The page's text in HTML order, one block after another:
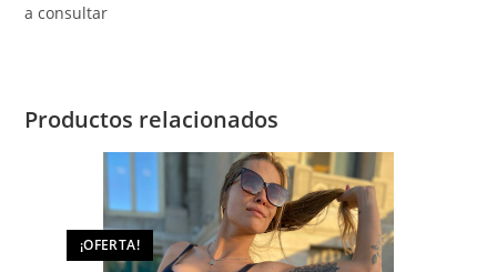
a consultar
Productos relacionados
¡OFERTA!